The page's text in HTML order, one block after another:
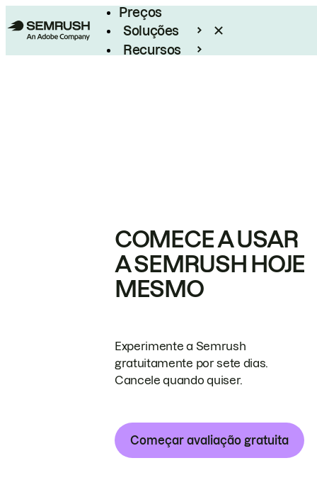
Preços
Soluções
Recursos
COMECE A USAR
A SEMRUSH HOJE
MESMO
Experimente a Semrush
gratuitamente por sete dias.
Cancele quando quiser.
Começar avaliação gratuita